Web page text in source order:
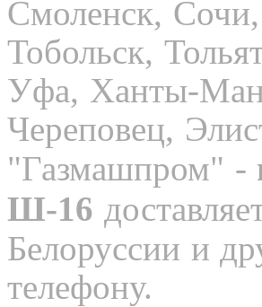
Смоленск,
Тобольск,
Уфа, Ханты-
Череповец,
"Газмашпром" -
Ш-16
Белоруссии и
телефону.